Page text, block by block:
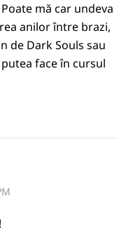
mă car undeva
anilor între brazi,
de Dark Souls sau
face în cursul